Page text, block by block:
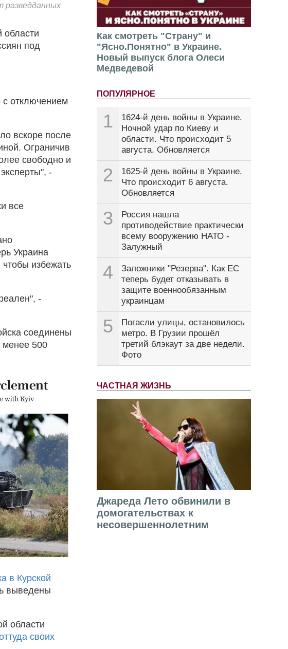
Как смотреть "Страну" и
"Ясно.Понятно" в Украине.
Новый выпуск блога Олеси
Медведевой
ПОПУЛЯРНОЕ
1
1624-й день войны в Украине.
Ночной удар по Киеву и
области. Что происходит 5
августа. Обновляется
2
1625-й день войны в Украине.
Что происходит 6 августа.
Обновляется
3
Россия нашла
противодействие практически
всему вооружению НАТО -
Залужный
4
Заложники "Резерва". Как ЕС
теперь будет отказывать в
защите военнообязанным
украинцам
5
Погасли улицы, остановилось
метро. В Грузии прошёл
третий блэкаут за две недели.
Фото
ЧАСТНАЯ ЖИЗНЬ
Джареда Лето обвинили в
домогательствах к
несовершеннолетним
разведданных
области
под
с отключением
вскоре после
Ограничив
свободно и
-
все
Украина
чтобы избежать
-
соединены
менее 500
в Курской
выведены
области
своих